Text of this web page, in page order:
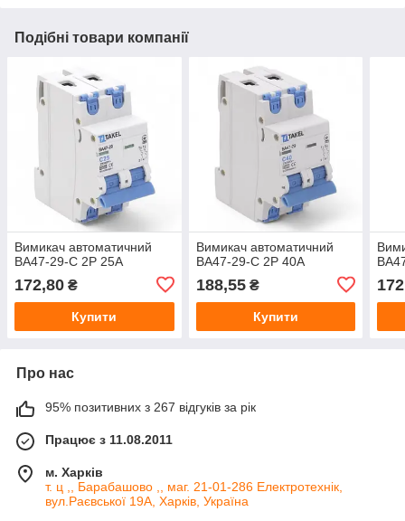
Подібні товари компанії
Вимикач автоматичний
ВА47-29-С 2Р 25А
172,80 ₴
Купити
Вимикач автоматичний
ВА47-29-С 2Р 40А
188,55₴
Купити
Про нас
95% позитивних з 267 відгуків за рік
Працює з 11.08.2011
м. Харків
т. ц ,, Барабашово ,, маг. 21-01-286 Електротехнік,
вул.Раєвської 19А, Харків, Україна